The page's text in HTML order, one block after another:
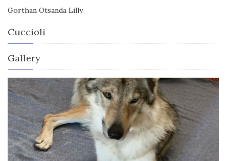
Gorthan Otsanda Lilly
Cuccioli
Gallery
View more